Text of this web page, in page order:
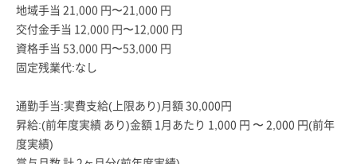
地域手当 21,000 円〜21,000 円
交付金手当 12,000 円〜12,000 円
資格手当 53,000 円〜53,000 円
固定残業代:なし
通勤手当:実費支給(上限あり)月額 30,000円
昇給:(前年度実績 あり)金額 1月あたり 1,000 円 〜 2,000 円(前年
度実績)